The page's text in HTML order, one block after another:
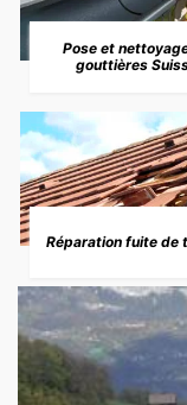
Pose et
gouttières
Réparation fuite de